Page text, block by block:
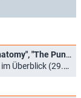
Disney+- und Hulu-Highlights im Mai: "Grey's Anatomy", "The Punisher"-Special und "Rivals"
(29.04.2026)